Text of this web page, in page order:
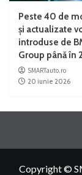
Peste 40 de
și actualizate
introduse de
Group până în
SMARTauto.ro
20 iunie 2026
Copyright ©